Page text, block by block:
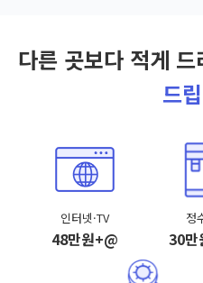
다른 곳보다 적게 드
드
인터넷·TV
48만원+@
정
30만